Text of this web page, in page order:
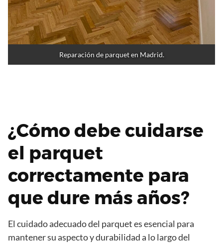
Reparación de parquet en Madrid.
¿Cómo debe cuidarse
el parquet
correctamente para
que dure más años?
El cuidado adecuado del parquet es esencial para
mantener su aspecto y durabilidad a lo largo del